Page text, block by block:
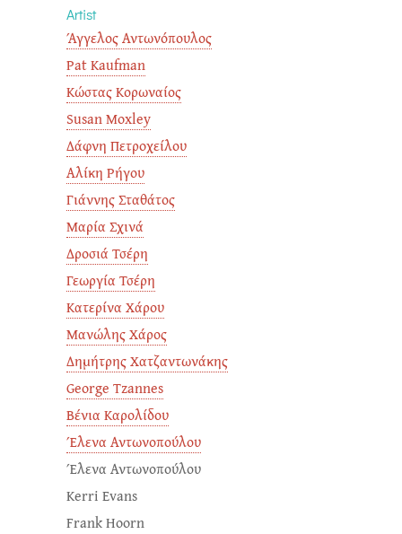
Artist
Άγγελος Αντωνόπουλος
Pat Kaufman
Κώστας Κορωναίος
Susan Moxley
Δάφνη Πετρoχείλου
Αλίκη Ρήγου
Γιάννης Σταθάτος
Μαρία Σχινά
Δροσιά Τσέρη
Γεωργία Τσέρη
Κατερίνα Χάρου
Μανώλης Χάρος
Δημήτρης Χατζαντωνάκης
George Tzannes
Βένια Καρολίδου
Έλενα Αντωνοπούλου
Έλενα Αντωνοπούλου
Kerri Evans
Frank Hoorn